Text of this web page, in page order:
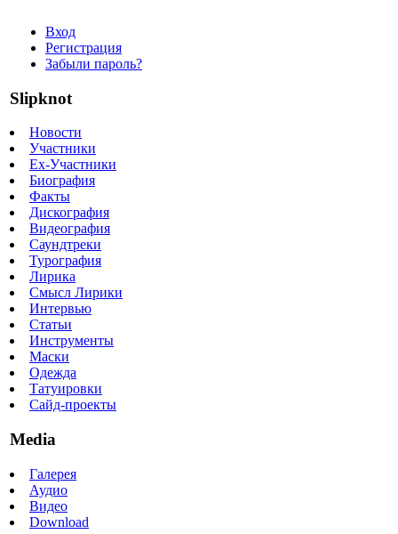
Вход
Регистрация
Забыли пароль?
Slipknot
Новости
Участники
Ex-Участники
Биография
Факты
Дискография
Видеография
Саундтреки
Турография
Лирика
Смысл Лирики
Интервью
Статьи
Инструменты
Маски
Одежда
Татуировки
Сайд-проекты
Media
Галерея
Аудио
Видео
Download